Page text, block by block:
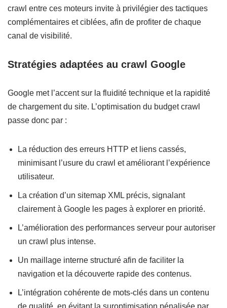
crawl entre ces moteurs invite à privilégier des tactiques
complémentaires et ciblées, afin de profiter de chaque
canal de visibilité.
Stratégies adaptées au crawl Google
Google met l’accent sur la fluidité technique et la rapidité
de chargement du site. L’optimisation du budget crawl
passe donc par :
La réduction des erreurs HTTP et liens cassés,
minimisant l’usure du crawl et améliorant l’expérience
utilisateur.
La création d’un sitemap XML précis, signalant
clairement à Google les pages à explorer en priorité.
L’amélioration des performances serveur pour autoriser
un crawl plus intense.
Un maillage interne structuré afin de faciliter la
navigation et la découverte rapide des contenus.
L’intégration cohérente de mots-clés dans un contenu